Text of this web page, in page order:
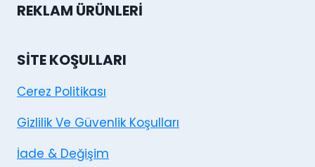
REKLAM ÜRÜNLERI
SITE KOŞULLARI
Cerez Politikası
Gizlilik Ve Güvenlik Koşulları
İade & Değişim